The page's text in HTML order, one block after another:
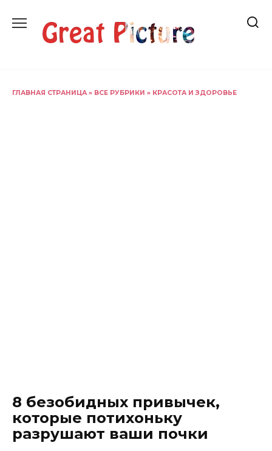
содержанию
ГЛАВНАЯ СТРАНИЦА » ВСЕ РУБРИКИ » КРАСОТА И ЗДОРОВЬЕ
8 безобидных привычек,
которые потихоньку
разрушают ваши почки